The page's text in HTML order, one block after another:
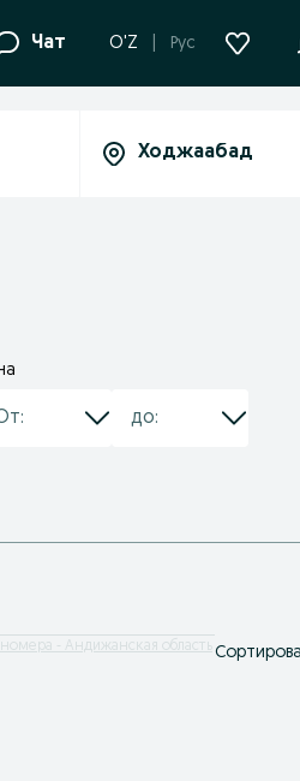
Чат O'Z Рус
- Андижанская область